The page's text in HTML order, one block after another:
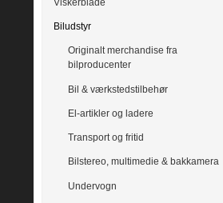
Viskerblade
Biludstyr
Originalt merchandise fra
bilproducenter
Bil & værkstedstilbehør
El-artikler og ladere
Transport og fritid
Bilstereo, multimedie & bakkamera
Undervogn